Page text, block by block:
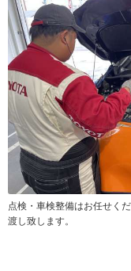
点検・車検整備はお任せく
渡し致します。